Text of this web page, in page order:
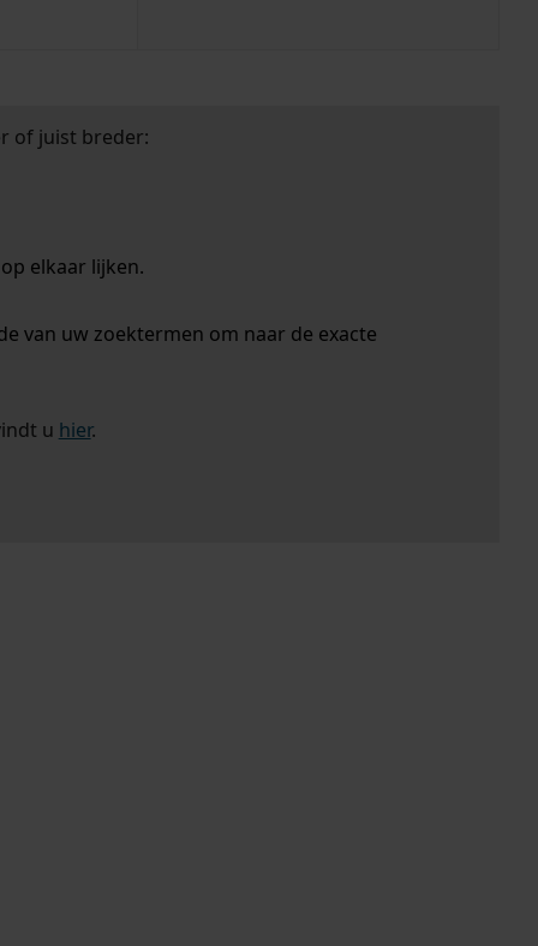
of juist breder:
elkaar lijken.
van uw zoektermen om naar de exacte
u hier.